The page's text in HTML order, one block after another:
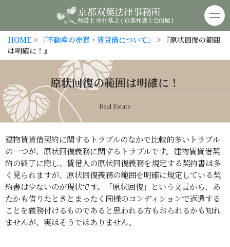
京都双葉法律事務所
HOME > 『不動産の売買・賃貸借について』
> 『原状回復の範囲
は明確に！』
原状回復の範囲は明確に！
Real Estate
建物賃貸借契約に関するトラブルのなかで比較的多いトラブル
の一つが、原状回復義務に関するトラブルです。建物賃貸借契
約の終了に際し、賃借人の原状回復義務を規定する契約書は多
く見られますが、原状回復義務の範囲を明確に規定している契
約書は少ないのが現状です。「原状回復」という文言から、あ
たかも借りたときとまったく同様のコンディションで返還する
ことを義務付けるものであると思われる方もおられるかも知れ
ませんが、実はそうではありません。